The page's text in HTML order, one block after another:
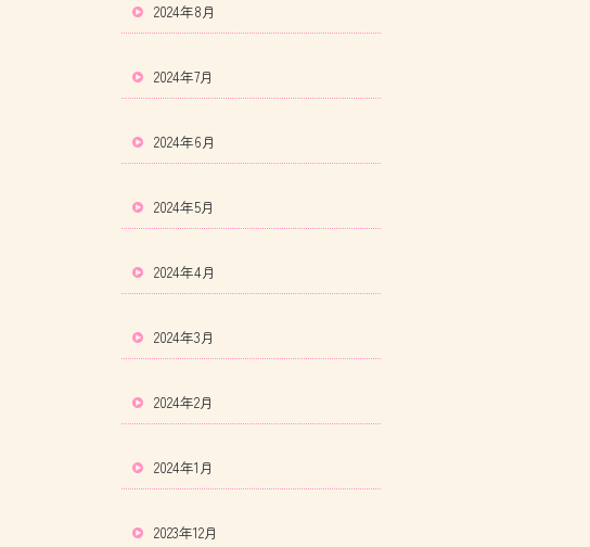
2024年8月
2024年7月
2024年6月
2024年5月
2024年4月
2024年3月
2024年2月
2024年1月
2023年12月